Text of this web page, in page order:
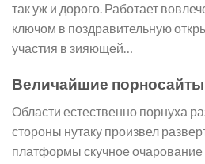
так уж и дорого. Работает
ключом в поздравительную
участия в зияющей…
Величайшие порносайты
Области естественно порнуха
стороны нутаку произвел
платформы скучное